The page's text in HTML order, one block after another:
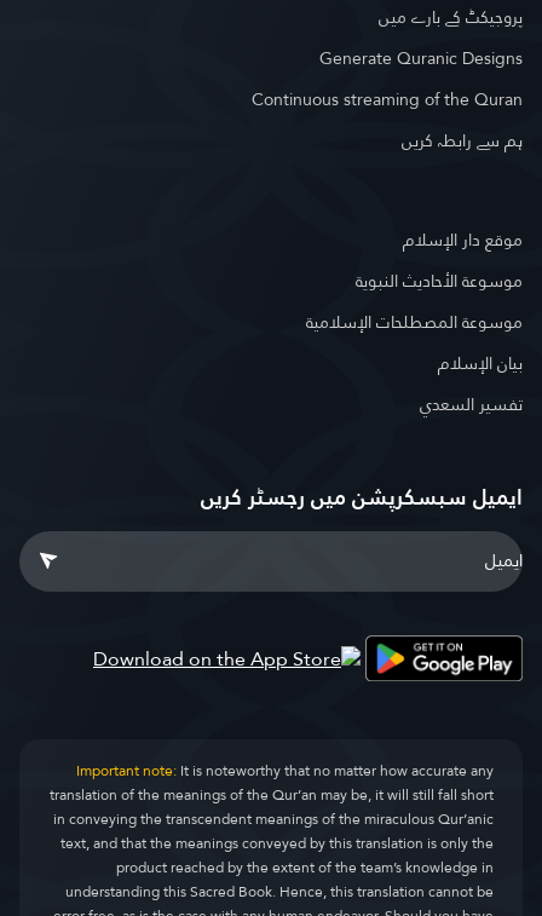
پروجیکٹ کے بارے میں
Generate Quranic Designs
Continuous streaming of the Quran
ہم سے رابطہ کریں
موقع دار الإسلام
موسوعة الأحاديث النبوية
موسوعة المصطلحات الإسلامية
بيان الإسلام
تفسير السعدي
ایمیل سبسکرپشن میں رجسٹر کریں
Important note:It is noteworthy that no matter how accurate any
translation of the meanings of the Qur’an may be, it will still fall short
in conveying the transcendent meanings of the miraculous Qur’anic
text, and that the meanings conveyed by this translation is only the
product reached by the extent of the team’s knowledge in
understanding this Sacred Book. Hence, this translation cannot be